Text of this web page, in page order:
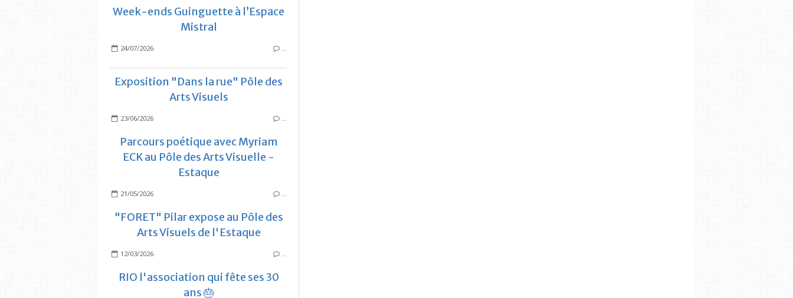
Week-ends Guinguette à l’Espace
Mistral
24/07/2026
Exposition "Dans la rue" Pôle des
Arts Visuels
23/06/2026
Parcours poétique avec Myriam
ECK au Pôle des Arts Visuelle -
Estaque
21/05/2026
"FORET" Pilar expose au Pôle des
Arts Visuels de l'Estaque
12/03/2026
RIO l'association qui fête ses 30
ans 🎂